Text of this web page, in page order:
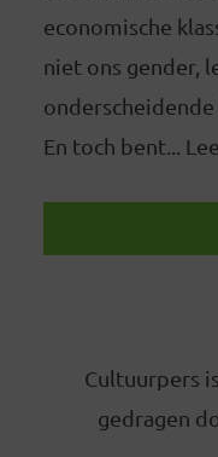
economische
niet ons gender,
onderscheidende
En toch bent...
Cultuurpers
gedragen